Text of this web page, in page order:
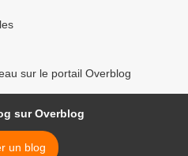
sur le portail Overblog
sur Overblog
un blog